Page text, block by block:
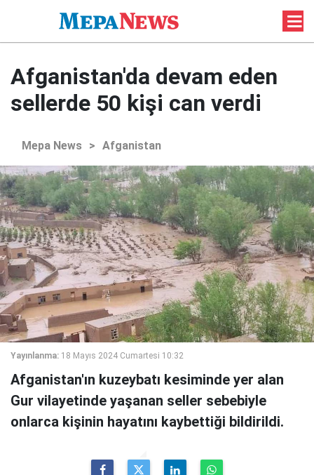
Afganistan'da devam eden
sellerde 50 kişi can verdi
Mepa News > Afganistan
Yayınlanma: 18 Mayıs 2024 Cumartesi 10:32
Afganistan'ın kuzeybatı kesiminde yer alan
Gur vilayetinde yaşanan seller sebebiyle
onlarca kişinin hayatını kaybettiği bildirildi.